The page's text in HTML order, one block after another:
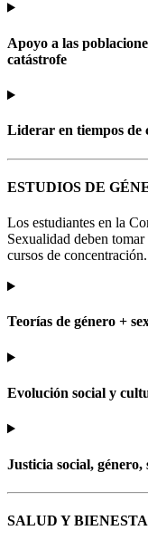
Apoyo a las
catástrofe
Liderar en tiempos de
ESTUDIOS DE
Los estudiantes en la
Sexualidad deben
cursos de concentración.
Teorías de género +
Evolución social y
Justicia social,
SALUD Y